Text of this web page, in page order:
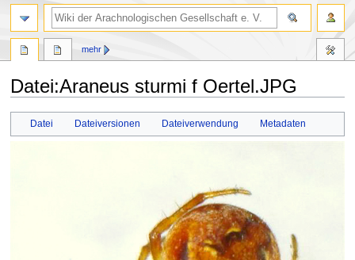
Datei:Araneus sturmi f Oertel.JPG
Datei Dateiversionen Dateiverwendung Metadaten
mehr